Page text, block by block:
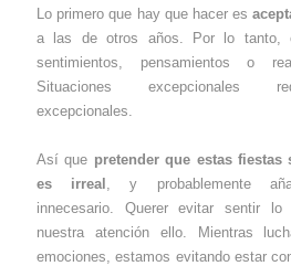
Lo primero que hay que hacer es
a las de otros años. Por lo tanto,
sentimientos, pensamientos o
Situaciones excepcionales
excepcionales.
Así que pretender que estas fiestas
es irreal
, y probablemente
innecesario. Querer evitar sentir
nuestra atención ello. Mientras
emociones, estamos evitando estar